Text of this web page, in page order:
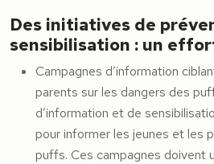
Des initiatives de
sensibilisation : un
Campagnes d’information
parents sur les dangers des
d’information et de
pour informer les jeunes et les
puffs. Ces campagnes doivent